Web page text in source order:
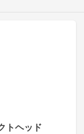
トヘッド